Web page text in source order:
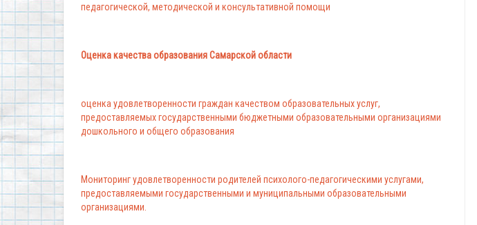
педагогической, методической и консультативной помощи
Оценка качества образования Самарской области
оценка удовлетворенности граждан качеством образовательных услуг,
предоставляемых государственными бюджетными образовательными организациями
дошкольного и общего образования
Мониторинг удовлетворенности родителей психолого-педагогическими услугами,
предоставляемыми государственными и муниципальными образовательными
организациями.